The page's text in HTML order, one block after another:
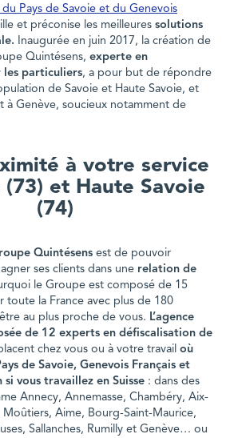
Pays de Savoie et du Genevois
et préconise les meilleures solutions
Inaugurée en juin 2017, la création de
Quintésens, experte en
les particuliers, a pour but de répondre
de Savoie et Haute Savoie, et
à Genève, soucieux notamment de
à votre service
(73) et Haute Savoie
(74)
Quintésens est de pouvoir
ses clients dans une relation de
le Groupe est composé de 15
toute la France avec plus de 180
au plus proche de vous. L’agence
de 12 experts en défiscalisation de
chez vous ou à votre travail où
de Savoie, Genevois Français et
vous travaillez en Suisse : dans des
Annecy, Annemasse, Chambéry, Aix-
Moûtiers, Aime, Bourg-Saint-Maurice,
Sallanches, Rumilly et Genève… ou